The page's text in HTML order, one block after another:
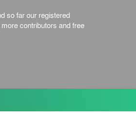
so far our registered
contributors and free